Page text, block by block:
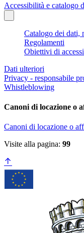
Accessibilità e catalogo
Catalogo dei dati,
Regolamenti
Obiettivi di
Dati ulteriori
Privacy - responsabile
Whistleblowing
Canoni di locazione o
Canoni di locazione o
Visite alla pagina: 99